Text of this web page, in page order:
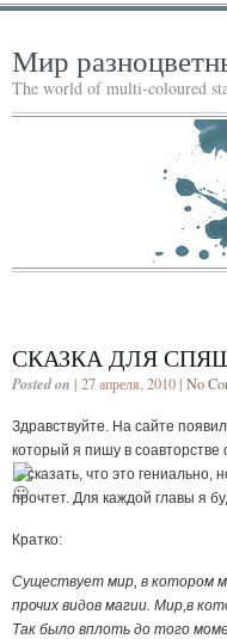
Мир
The world of multi-coloured
СКАЗКА ДЛЯ
Posted on | 27 апреля, 2010 | No
Здравствуйте. На сайте
который я пишу в
сказать, что это гениально,
прочтет. Для каждой главы я
Кратко:
Существует мир, в котором
прочих видов магии. Мир,в
Так было вплоть до того